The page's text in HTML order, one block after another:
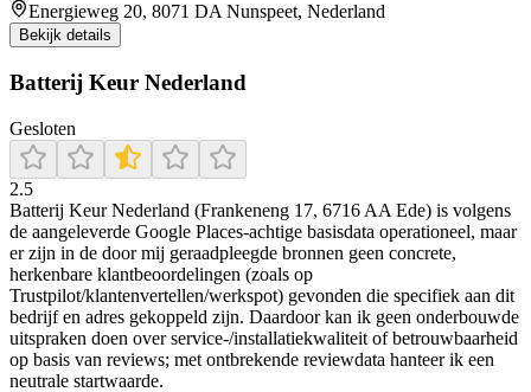
Energieweg 20, 8071 DA Nunspeet, Nederland
Bekijk details
Batterij Keur Nederland
Gesloten
2.5
Batterij Keur Nederland (Frankeneng 17, 6716 AA Ede) is volgens
de aangeleverde Google Places-achtige basisdata operationeel, maar
er zijn in de door mij geraadpleegde bronnen geen concrete,
herkenbare klantbeoordelingen (zoals op
Trustpilot/klantenvertellen/werkspot) gevonden die specifiek aan dit
bedrijf en adres gekoppeld zijn. Daardoor kan ik geen onderbouwde
uitspraken doen over service-/installatiekwaliteit of betrouwbaarheid
op basis van reviews; met ontbrekende reviewdata hanteer ik een
neutrale startwaarde.